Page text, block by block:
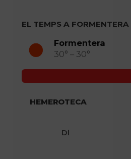
EL TEMPS A FORMENTERA
Formentera
30° – 30°
HEMEROTECA
Dl